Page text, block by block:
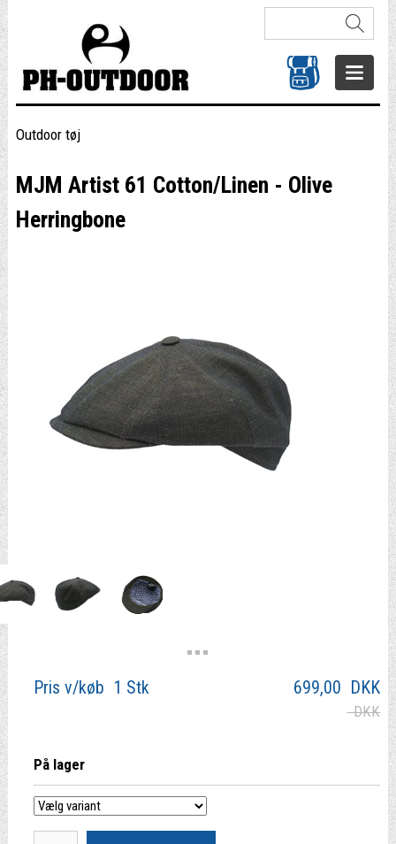
Outdoor tøj
MJM Artist 61 Cotton/Linen - Olive
Herringbone
Pris v/køb 1 Stk 699,00 DKK
DKK
På lager